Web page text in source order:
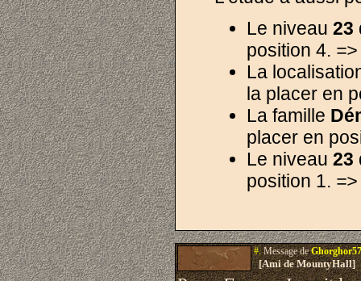
Le niveau 23
position 4.
La
la placer en
La famille
placer en
Le niveau 23
position 1.
#.Message de
[Ami de MountyHall]